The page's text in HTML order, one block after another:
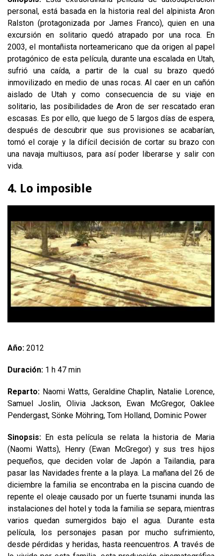
personal, está basada en la historia real del alpinista Aron
Ralston (protagonizada por James Franco), quien en una
excursión en solitario quedó atrapado por una roca. En
2003, el montañista norteamericano que da origen al papel
protagónico de esta película, durante una escalada en Utah,
sufrió una caída, a partir de la cual su brazo quedó
inmovilizado en medio de unas rocas. Al caer en un cañón
aislado de Utah y como consecuencia de su viaje en
solitario, las posibilidades de Aron de ser rescatado eran
escasas. Es por ello, que luego de 5 largos días de espera,
después de descubrir que sus provisiones se acabarían,
tomó el coraje y la difícil decisión de cortar su brazo con
una navaja multiusos, para así poder liberarse y salir con
vida.
4. Lo imposible
Año: 2012
Duración: 1 h 47 min
Reparto: Naomi Watts, Geraldine Chaplin, Natalie Lorence,
Samuel Joslin, Olivia Jackson, Ewan McGregor, Oaklee
Pendergast, Sönke Möhring, Tom Holland, Dominic Power
Sinopsis: En esta película se relata la historia de Maria
(Naomi Watts), Henry (Ewan McGregor) y sus tres hijos
pequeños, que deciden volar de Japón a Tailandia, para
pasar las Navidades frente a la playa. La mañana del 26 de
diciembre la familia se encontraba en la piscina cuando de
repente el oleaje causado por un fuerte tsunami inunda las
instalaciones del hotel y toda la familia se separa, mientras
varios quedan sumergidos bajo el agua. Durante esta
película, los personajes pasan por mucho sufrimiento,
desde pérdidas y heridas, hasta reencuentros. A través de